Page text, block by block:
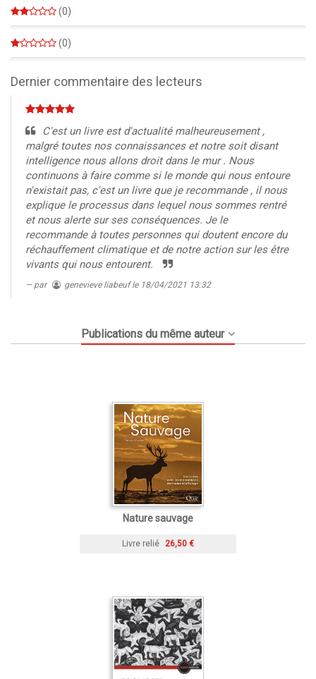
(0)
(0)
Dernier commentaire des lecteurs
C'est un livre est d'actualité malheureusement ,
malgré toutes nos connaissances et notre soit disant
intelligence nous allons droit dans le mur . Nous
continuons à faire comme si le monde qui nous entoure
n'existait pas, c'est un livre que je recommande , il nous
explique le processus dans lequel nous sommes rentré
et nous alerte sur ses conséquences. Je le
recommande à toutes personnes qui doutent encore du
réchauffement climatique et de notre action sur les être
vivants qui nous entourent.
par genevieve liabeufle 18/04/2021 13:32
Publications du même auteur
Nature sauvage
Livre relié 26,50 €